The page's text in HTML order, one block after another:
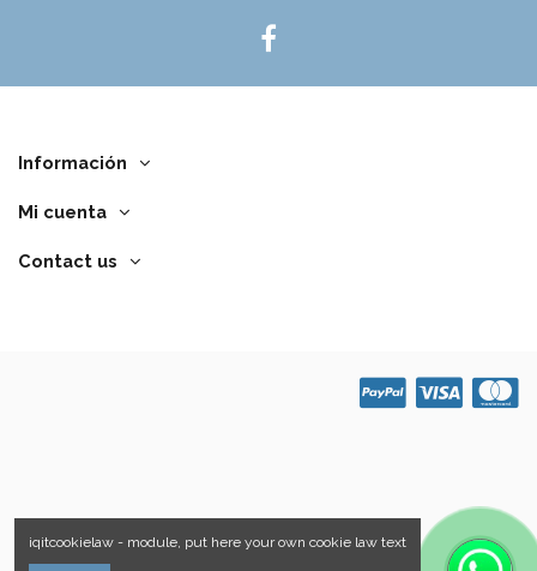
Información
Mi cuenta
Contact us
iqitcookielaw - module, put here your own cookie law text